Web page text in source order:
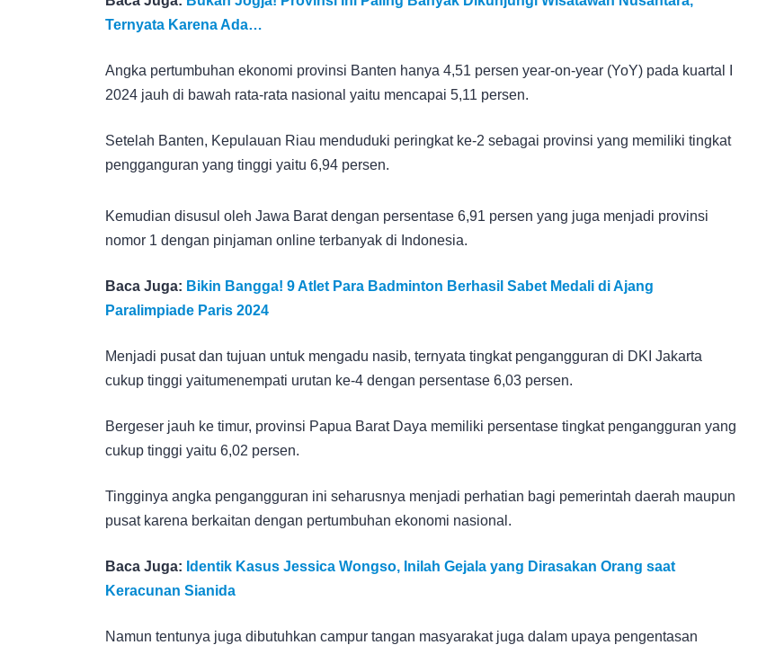
Ternyata Karena Ada…
Angka pertumbuhan ekonomi provinsi Banten hanya 4,51 persen year-on-year (YoY) pada kuartal I
2024 jauh di bawah rata-rata nasional yaitu mencapai 5,11 persen.
Setelah Banten, Kepulauan Riau menduduki peringkat ke-2 sebagai provinsi yang memiliki tingkat
pengganguran yang tinggi yaitu 6,94 persen.
Kemudian disusul oleh Jawa Barat dengan persentase 6,91 persen yang juga menjadi provinsi
nomor 1 dengan pinjaman online terbanyak di Indonesia.
Baca Juga: Bikin Bangga! 9 Atlet Para Badminton Berhasil Sabet Medali di Ajang
Paralimpiade Paris 2024
Menjadi pusat dan tujuan untuk mengadu nasib, ternyata tingkat pengangguran di DKI Jakarta
cukup tinggi yaitumenempati urutan ke-4 dengan persentase 6,03 persen.
Bergeser jauh ke timur, provinsi Papua Barat Daya memiliki persentase tingkat pengangguran yang
cukup tinggi yaitu 6,02 persen.
Tingginya angka pengangguran ini seharusnya menjadi perhatian bagi pemerintah daerah maupun
pusat karena berkaitan dengan pertumbuhan ekonomi nasional.
Baca Juga: Identik Kasus Jessica Wongso, Inilah Gejala yang Dirasakan Orang saat
Keracunan Sianida
Namun tentunya juga dibutuhkan campur tangan masyarakat juga dalam upaya pengentasan